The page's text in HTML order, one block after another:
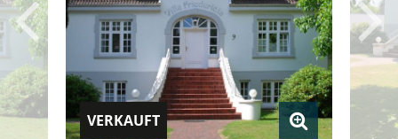
VERKAUFT